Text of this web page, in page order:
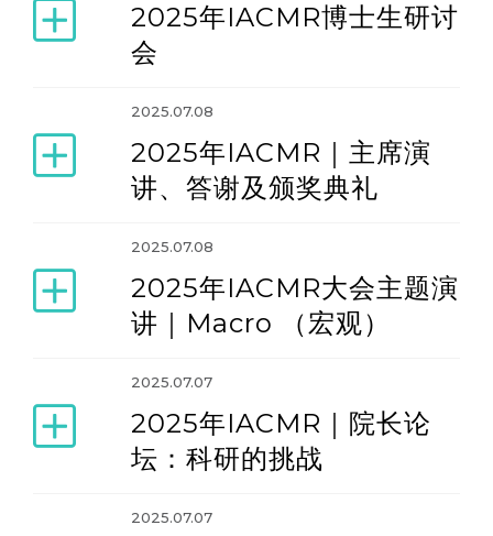
2012年年会（2012年6月20-24日）
2016年年会（2016年6月15-19日）
2021年年会（2021年6月16-20日）
2023年年会（2023年6月14-18日）
2025年年会（2025年6月11-15日）
2025年IACMR博士生研讨
会
2025.07.08
2025年IACMR｜主席演
讲、答谢及颁奖典礼
2025.07.08
2025年IACMR大会主题演
讲｜Macro （宏观）
2025.07.07
2025年IACMR｜院长论
坛：科研的挑战
2025.07.07